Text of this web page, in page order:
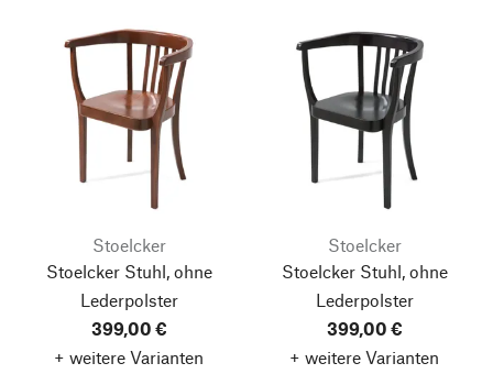
Stoelcker
Stoelcker Stuhl, ohne
Lederpolster
399,00 €
+ weitere Varianten
Stoelcker
Stoelcker Stuhl, ohne
Lederpolster
399,00 €
+ weitere Varianten